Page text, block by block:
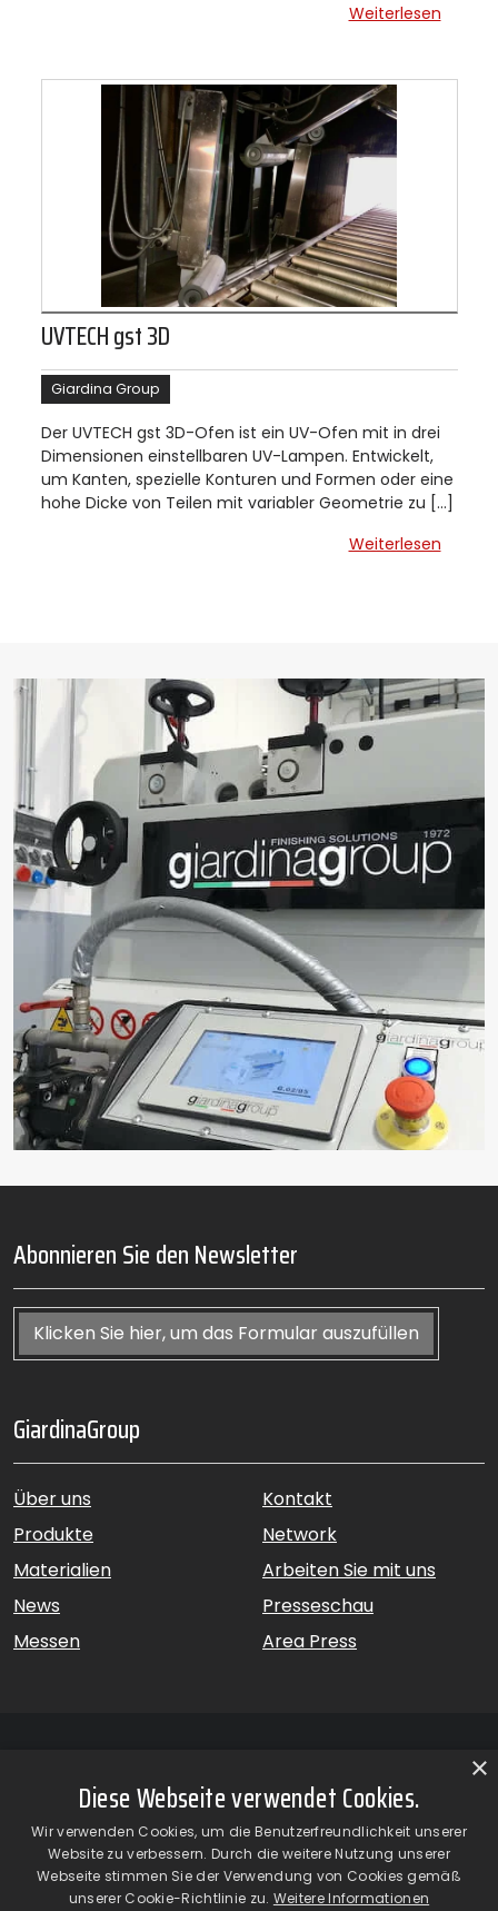
Weiterlesen
UVTECH gst 3D
Giardina Group
Der UVTECH gst 3D-Ofen ist ein UV-Ofen mit in drei
Dimensionen einstellbaren UV-Lampen. Entwickelt,
um Kanten, spezielle Konturen und Formen oder eine
hohe Dicke von Teilen mit variabler Geometrie zu […]
Weiterlesen
Abonnieren Sie den Newsletter
Klicken Sie hier, um das Formular auszufüllen
GiardinaGroup
Über uns
Produkte
Materialien
News
Messen
Kontakt
Network
Arbeiten Sie mit uns
Presseschau
Area Press
22060 Figino Serenza (CO) – Italien
Showroom – Via Provinciale Novedratese, 25 – 22060 –
Novedrate (CO) – Italien
×
Diese Webseite verwendet Cookies.
Wir verwenden Cookies, um die Benutzerfreundlichkeit unserer
Website zu verbessern. Durch die weitere Nutzung unserer
Webseite stimmen Sie der Verwendung von Cookies gemäß
unserer Cookie-Richtlinie zu. Weitere Informationen